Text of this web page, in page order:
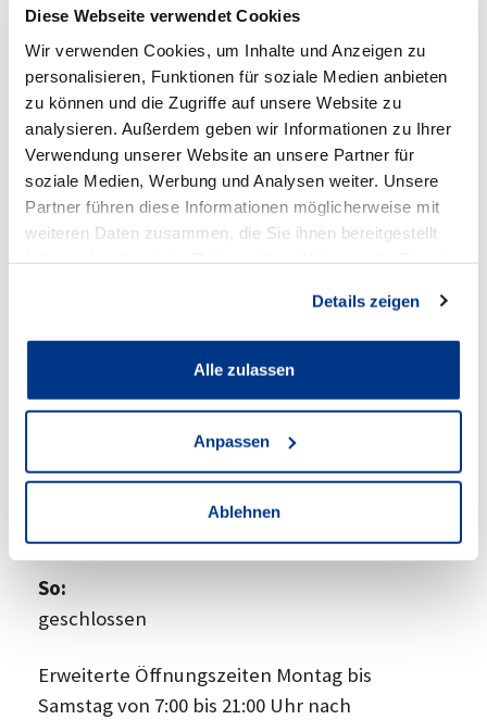
Diese Webseite verwendet Cookies
Wir verwenden Cookies, um Inhalte und Anzeigen zu
personalisieren, Funktionen für soziale Medien anbieten
zu können und die Zugriffe auf unsere Website zu
analysieren. Außerdem geben wir Informationen zu Ihrer
Verwendung unserer Website an unsere Partner für
soziale Medien, Werbung und Analysen weiter. Unsere
Partner führen diese Informationen möglicherweise mit
weiteren Daten zusammen, die Sie ihnen bereitgestellt
Details zeigen
Alle zulassen
Anpassen
Ablehnen
Volkswagen Lünen
Anschrift
Cappenberger Straße 25
Öffnungszeiten Verkauf
08:00-18:30 Uhr
09:00-14:00 Uhr
So:
geschlossen
Erweiterte Öffnungszeiten Montag bis
Samstag von 7:00 bis 21:00 Uhr nach